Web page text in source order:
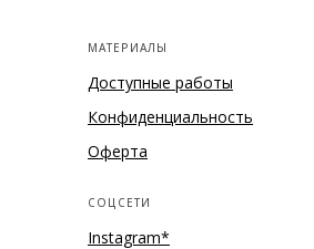
МАТЕРИАЛЫ
Доступные работы
Конфиденциальность
Оферта
СОЦСЕТИ
Instagram*